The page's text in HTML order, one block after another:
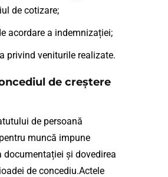
de cotizare;
acordare a indemnizației;
privind veniturile realizate.
de creștere
de persoană
muncă impune
documentației și dovedirea
de concediu.Actele